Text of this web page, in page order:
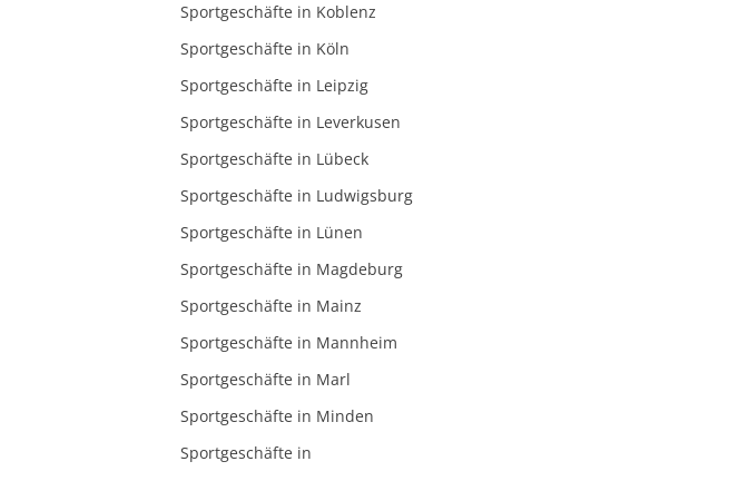
Sportgeschäfte in Koblenz
Sportgeschäfte in Köln
Sportgeschäfte in Leipzig
Sportgeschäfte in Leverkusen
Sportgeschäfte in Lübeck
Sportgeschäfte in Ludwigsburg
Sportgeschäfte in Lünen
Sportgeschäfte in Magdeburg
Sportgeschäfte in Mainz
Sportgeschäfte in Mannheim
Sportgeschäfte in Marl
Sportgeschäfte in Minden
Sportgeschäfte in